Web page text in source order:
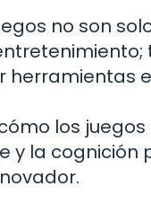
no son
herramientas
los
y la cognición